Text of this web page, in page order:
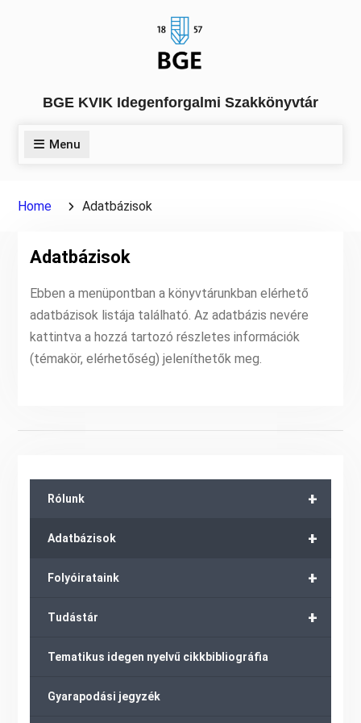
BGE KVIK Idegenforgalmi Szakkönyvtár
Menu
Home Adatbázisok
Adatbázisok
Ebben a menüpontban a könyvtárunkban elérhető
adatbázisok listája található. Az adatbázis nevére
kattintva a hozzá tartozó részletes információk
(témakör, elérhetőség) jeleníthetők meg.
+
Rólunk
+
Adatbázisok
+
Folyóirataink
+
Tudástár
Tematikus idegen nyelvű cikkbibliográfia
Gyarapodási jegyzék